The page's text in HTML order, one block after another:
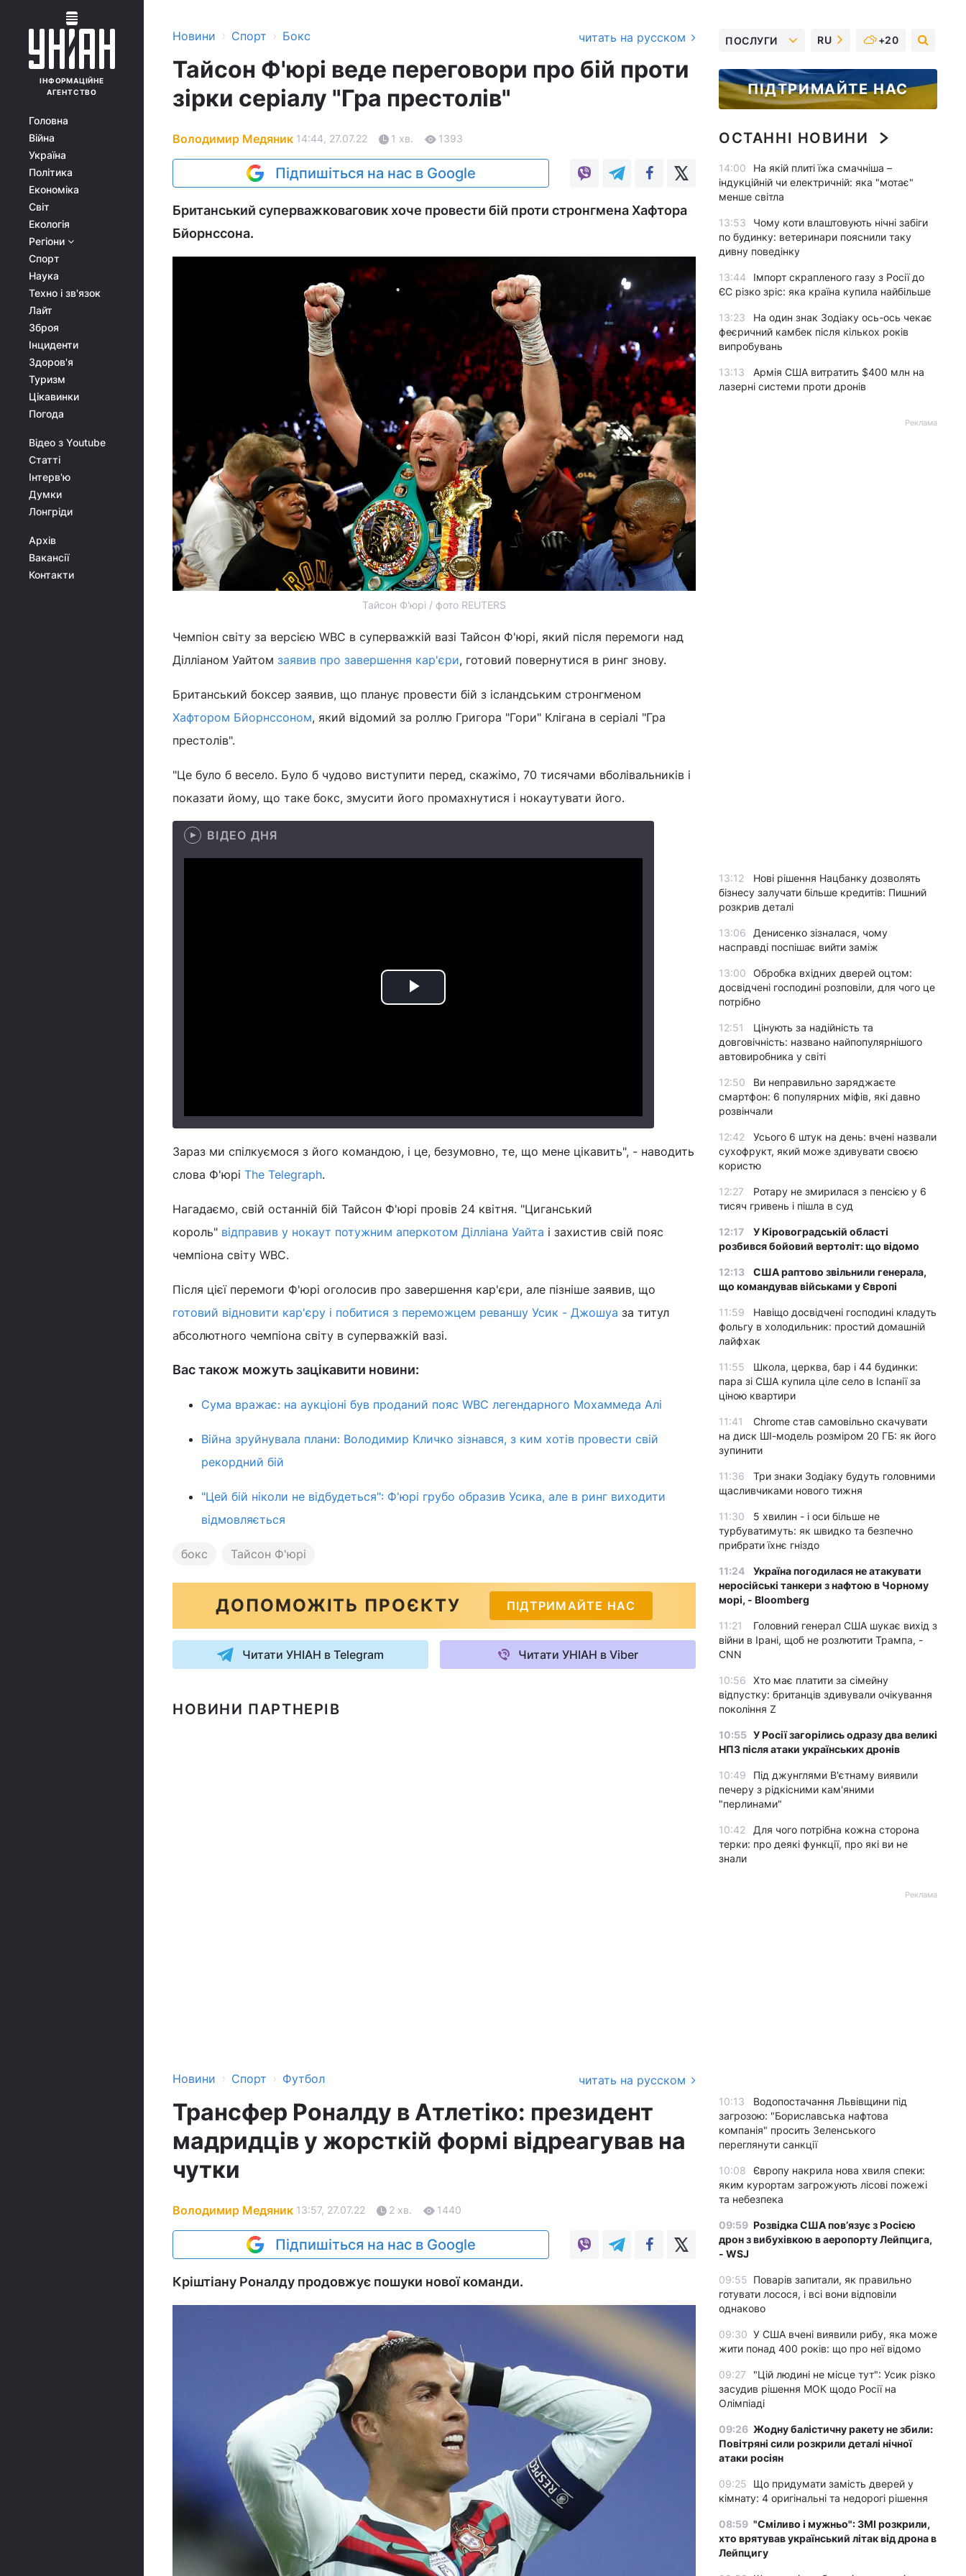
ІНФОРМАЦІЙНЕ
АГЕНТСТВО
Головна
Війна
Україна
Політика
Економіка
Світ
Екологія
Регіони
Спорт
Наука
Техно і зв'язок
Лайт
Зброя
Інциденти
Здоров'я
Туризм
Цікавинки
Погода
Відео з Youtube
Статті
Інтерв'ю
Думки
Лонгріди
Архів
Вакансії
Контакти
Новини › Спорт › Бокс читать на русском
Тайсон Ф'юрі веде переговори про бій проти
зірки серіалу "Гра престолів"
Володимир Медяник 14:44, 27.07.22 1 хв. 1393
Підпишіться на нас в Google
Британський суперважковаговик хоче провести бій проти стронгмена Хафтора
Бйорнссона.
Тайсон Ф'юрі / фото REUTERS
Чемпіон світу за версією WBC в суперважкій вазі Тайсон Ф'юрі, який після перемоги над
Ділліаном Уайтом заявив про завершення кар'єри, готовий повернутися в ринг знову.
Британський боксер заявив, що планує провести бій з ісландським стронгменом
Хафтором Бйорнссоном, який відомий за роллю Григора "Гори" Клігана в серіалі "Гра
престолів".
"Це було б весело. Було б чудово виступити перед, скажімо, 70 тисячами вболівальників і
показати йому, що таке бокс, змусити його промахнутися і нокаутувати його.
ВІДЕО ДНЯ
Play
Зараз ми спілкуємося з його командою, і це, безумовно, те, що мене цікавить", - наводить
слова Ф'юрі The Telegraph.
Нагадаємо, свій останній бій Тайсон Ф'юрі провів 24 квітня. "Циганський
король" відправив у нокаут потужним аперкотом Ділліана Уайта і захистив свій пояс
чемпіона світу WBC.
Після цієї перемоги Ф'юрі оголосив про завершення кар'єри, але пізніше заявив, що
готовий відновити кар'єру і побитися з переможцем реваншу Усик - Джошуа за титул
абсолютного чемпіона світу в суперважкій вазі.
Вас також можуть зацікавити новини:
Сума вражає: на аукціоні був проданий пояс WBC легендарного Мохаммеда Алі
Війна зруйнувала плани: Володимир Кличко зізнався, з ким хотів провести свій
рекордний бій
"Цей бій ніколи не відбудеться": Ф'юрі грубо образив Усика, але в ринг виходити
відмовляється
бокс Тайсон Ф'юрі
ДОПОМОЖІТЬ ПРОЄКТУ ПІДТРИМАЙТЕ НАС
Читати УНІАН в Telegram Читати УНІАН в Viber
НОВИНИ ПАРТНЕРІВ
Новини › Спорт › Футбол читать на русском
Трансфер Роналду в Атлетіко: президент
мадридців у жорсткій формі відреагував на
чутки
Володимир Медяник 13:57, 27.07.22 2 хв. 1440
Підпишіться на нас в Google
Кріштіану Роналду продовжує пошуки нової команди.
ПОСЛУГИ RU +20
ПІДТРИМАЙТЕ НАС
ОСТАННІ НОВИНИ
14:00
На якій плиті їжа смачніша –
індукційній чи електричній: яка "мотає"
менше світла
13:53
Чому коти влаштовують нічні забіги
по будинку: ветеринари пояснили таку
дивну поведінку
13:44
Імпорт скрапленого газу з Росії до
ЄС різко зріс: яка країна купила найбільше
13:23
На один знак Зодіаку ось-ось чекає
феєричний камбек після кількох років
випробувань
13:13
Армія США витратить $400 млн на
лазерні системи проти дронів
Реклама
13:12
Нові рішення Нацбанку дозволять
бізнесу залучати більше кредитів: Пишний
розкрив деталі
13:06
Денисенко зізналася, чому
насправді поспішає вийти заміж
13:00
Обробка вхідних дверей оцтом:
досвідчені господині розповіли, для чого це
потрібно
12:51
Цінують за надійність та
довговічність: названо найпопулярнішого
автовиробника у світі
12:50
Ви неправильно заряджаєте
смартфон: 6 популярних міфів, які давно
розвінчали
12:42
Усього 6 штук на день: вчені назвали
сухофрукт, який може здивувати своєю
користю
12:27
Ротару не змирилася з пенсією у 6
тисяч гривень і пішла в суд
12:17
У Кіровоградській області
розбився бойовий вертоліт: що відомо
12:13
США раптово звільнили генерала,
що командував військами у Європі
11:59
Навіщо досвідчені господині кладуть
фольгу в холодильник: простий домашній
лайфхак
11:55
Школа, церква, бар і 44 будинки:
пара зі США купила ціле село в Іспанії за
ціною квартири
11:41
Chrome став самовільно скачувати
на диск ШІ-модель розміром 20 ГБ: як його
зупинити
11:36
Три знаки Зодіаку будуть головними
щасливчиками нового тижня
11:30
5 хвилин - і оси більше не
турбуватимуть: як швидко та безпечно
прибрати їхнє гніздо
11:24
Україна погодилася не атакувати
неросійські танкери з нафтою в Чорному
морі, - Bloomberg
11:21
Головний генерал США шукає вихід з
війни в Ірані, щоб не розлютити Трампа, -
CNN
10:56
Хто має платити за сімейну
відпустку: британців здивували очікування
покоління Z
10:55 У Росії загорілись одразу два великі
НПЗ після атаки українських дронів
10:49
Під джунглями В'єтнаму виявили
печеру з рідкісними кам'яними
"перлинами"
10:42
Для чого потрібна кожна сторона
терки: про деякі функції, про які ви не
знали
Реклама
10:13
Водопостачання Львівщини під
загрозою: "Бориславська нафтова
компанія" просить Зеленського
переглянути санкції
10:08
Європу накрила нова хвиля спеки:
яким курортам загрожують лісові пожежі
та небезпека
09:59 Розвідка США пов’язує з Росією
дрон з вибухівкою в аеропорту Лейпцига,
- WSJ
09:55 Поварів запитали, як правильно
готувати лосося, і всі вони відповіли
однаково
09:30 У США вчені виявили рибу, яка може
жити понад 400 років: що про неї відомо
09:27
"Цій людині не місце тут": Усик різко
засудив рішення МОК щодо Росії на
Олімпіаді
09:26 Жодну балістичну ракету не збили:
Повітряні сили розкрили деталі нічної
атаки росіян
09:25
Що придумати замість дверей у
кімнату: 4 оригінальні та недорогі рішення
08:59 "Сміливо і мужньо": ЗМІ розкрили,
хто врятував український літак від дрона в
Лейпцигу